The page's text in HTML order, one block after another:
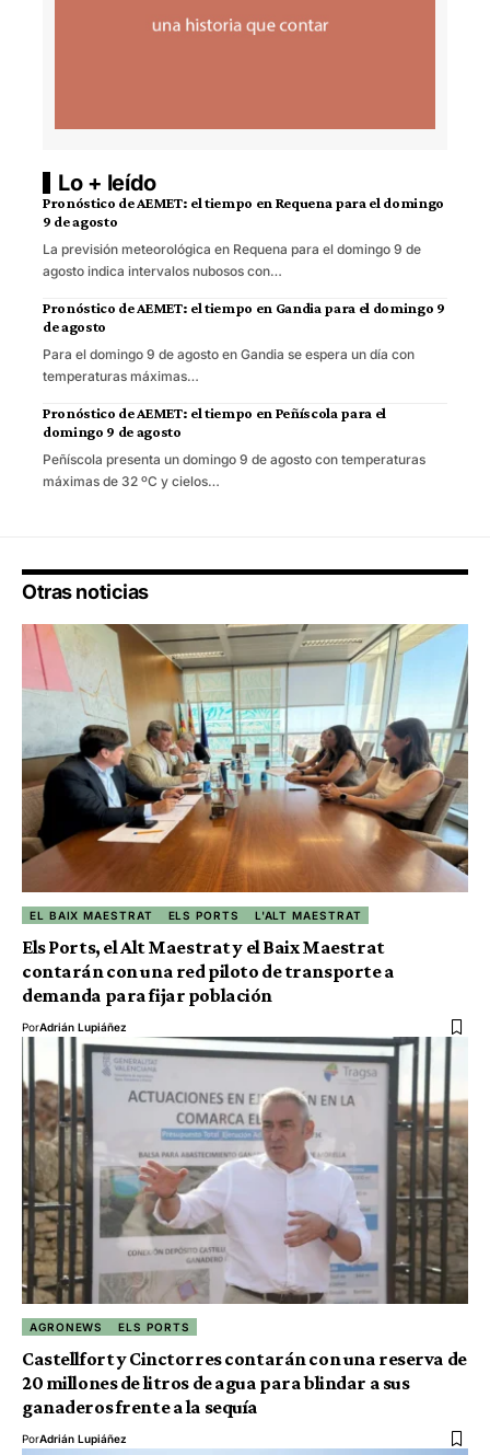
Lo + leído
Pronóstico de AEMET: el tiempo en Requena para el domingo
9 de agosto
La previsión meteorológica en Requena para el domingo 9 de
agosto indica intervalos nubosos con…
Pronóstico de AEMET: el tiempo en Gandia para el domingo 9
de agosto
Para el domingo 9 de agosto en Gandia se espera un día con
temperaturas máximas…
Pronóstico de AEMET: el tiempo en Peñíscola para el
domingo 9 de agosto
Peñíscola presenta un domingo 9 de agosto con temperaturas
máximas de 32 ºC y cielos…
Otras noticias
EL BAIX MAESTRAT ELS PORTS L'ALT MAESTRAT
Els Ports, el Alt Maestrat y el Baix Maestrat
contarán con una red piloto de transporte a
demanda para fijar población
PorAdrián Lupiáñez
AGRONEWS ELS PORTS
Castellfort y Cinctorres contarán con una reserva de
20 millones de litros de agua para blindar a sus
ganaderos frente a la sequía
PorAdrián Lupiáñez